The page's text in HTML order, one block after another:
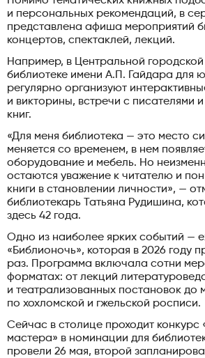
и персональных рекомендаций, в
представлена афиша мероприятий
концертов, спектаклей, лекций.
Например, в Центральной городской
библиотеке имени А.П. Гайдара для
регулярно организуют
и викторины, встречи с писателями
книг.
«Для меня библиотека — это место
меняется со временем, в нем
оборудование и мебель. Но
остаются уважение к читателю и
книги в становлении личности», —
библиотекарь Татьяна Рудишина,
здесь 42 года.
Одно из наиболее ярких событий —
«Библионочь», которая в 2026 году
раз. Программа включала сотни
форматах: от лекций
и театрализованных постановок до
по хохломской и гжельской росписи.
Сейчас в столице проходит конкурс
мастера» в номинации для
провели 26 мая, второй